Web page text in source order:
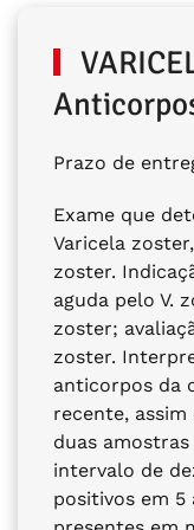
Prazo de
Exame que
Varicela
zoster.
aguda pelo V.
zoster;
zoster.
anticorpos da
recente,
duas
intervalo de
positivos em 5